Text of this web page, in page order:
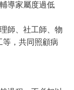
導家屬度過低
師、社工師、物
等，共同照顧病